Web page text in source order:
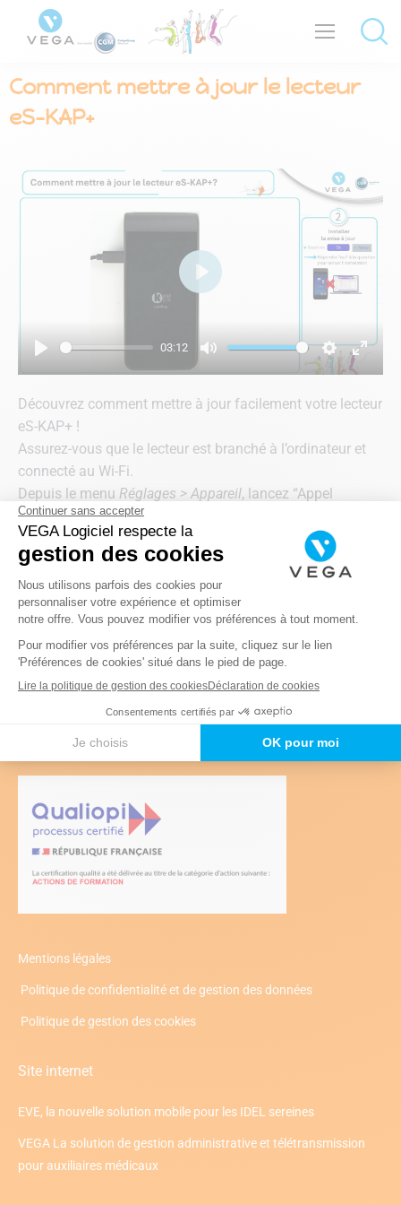
Comment mettre à jour le lecteur
eS-KAP+
03:12
Settings
Play
Découvrez comment mettre à jour facilement votre lecteur
eS-KAP+ !
Assurez-vous que le lecteur est branché à l’ordinateur et
connecté au Wi-Fi.
Depuis le menu Réglages > Appareil, lancez “Appel
Serveur Kapelse” pour récupérer la mise à jour.
Validez l’installation quand le message s’affiche, sans
débrancher l’appareil.
Enfin, vérifiez que la version installée commence par
01.01.3pour confirmer que tout est à jour !
Télécharger le résumé
Mentions légales
Politique de confidentialité et de gestion des données
Politique de gestion des cookies
Site internet
EVE, la nouvelle solution mobile pour les IDEL sereines
VEGA La solution de gestion administrative et télétransmission
pour auxiliaires médicaux